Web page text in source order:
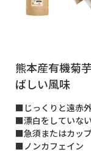
熊本産有機菊
ばしい風味
■じっくりと遠赤
■漂白をしていな
■急須またはカッ
■ノンカフェイン